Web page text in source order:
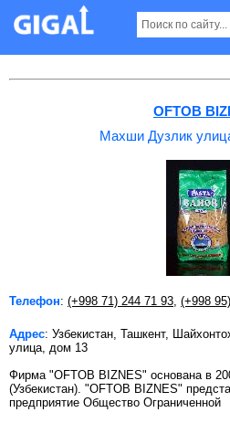
Махши Дузлик улица в
OFTOB
Махши Дузлик
Телефон: (+998 71) 244 71 93 (+998
Адрес: Узбекистан, Ташкент,
улица, дом 13
Фирма "OFTOB BIZNES" основана в
(Узбекистан). "OFTOB BIZNES"
предприятие Общество Ограниченной